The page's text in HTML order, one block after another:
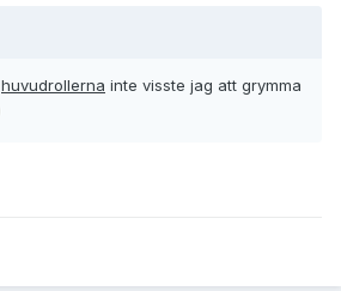
huvudrollerna inte visste jag att grymma